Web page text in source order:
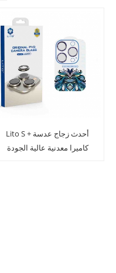
Lito S + أحدث زجاج عدسة
كاميرا معدنية عالية الجودة